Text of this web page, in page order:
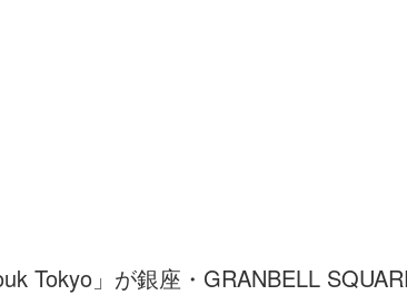
Tokyo」が銀座・GRANBELL